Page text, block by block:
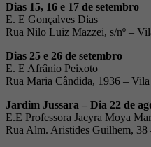
Dias 15, 16 e 17 de setembro
E. E Gonçalves Dias
Rua Nilo Luiz Mazzei, s/nº –
Dias 25 e 26 de setembro
E. E Afrânio Peixoto
Rua Maria Cândida, 1936 –
Jardim Jussara – Dia 22 de
E.E Professora Jacyra Moya
Rua Alm. Aristides Guilhem, 38